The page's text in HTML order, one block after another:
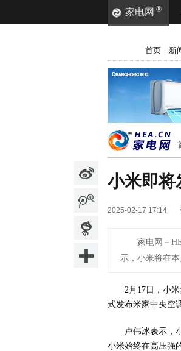
家电网 ®
首页 新
小米即将
2025-02-17 17:14
家电网－
示，小米将在
2月17日，小
式发布米家中央空
卢伟冰表示，
小米始终在高压强